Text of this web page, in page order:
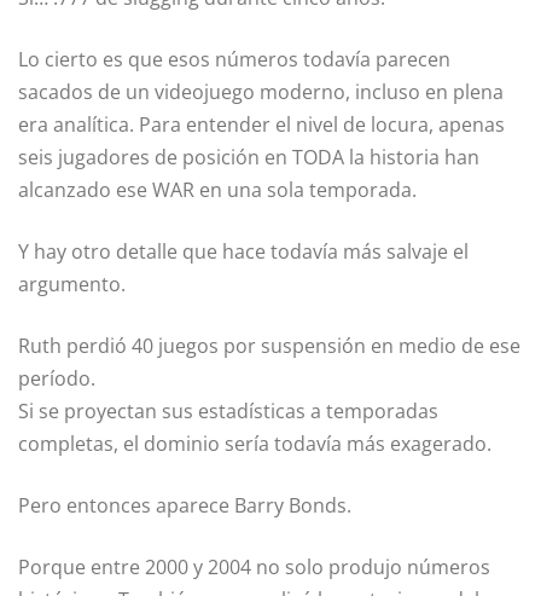
Lo cierto es que esos números todavía parecen
sacados de un videojuego moderno, incluso en plena
era analítica. Para entender el nivel de locura, apenas
seis jugadores de posición en TODA la historia han
alcanzado ese WAR en una sola temporada.
Y hay otro detalle que hace todavía más salvaje el
argumento.
Ruth perdió 40 juegos por suspensión en medio de ese
período.
Si se proyectan sus estadísticas a temporadas
completas, el dominio sería todavía más exagerado.
Pero entonces aparece Barry Bonds.
Porque entre 2000 y 2004 no solo produjo números